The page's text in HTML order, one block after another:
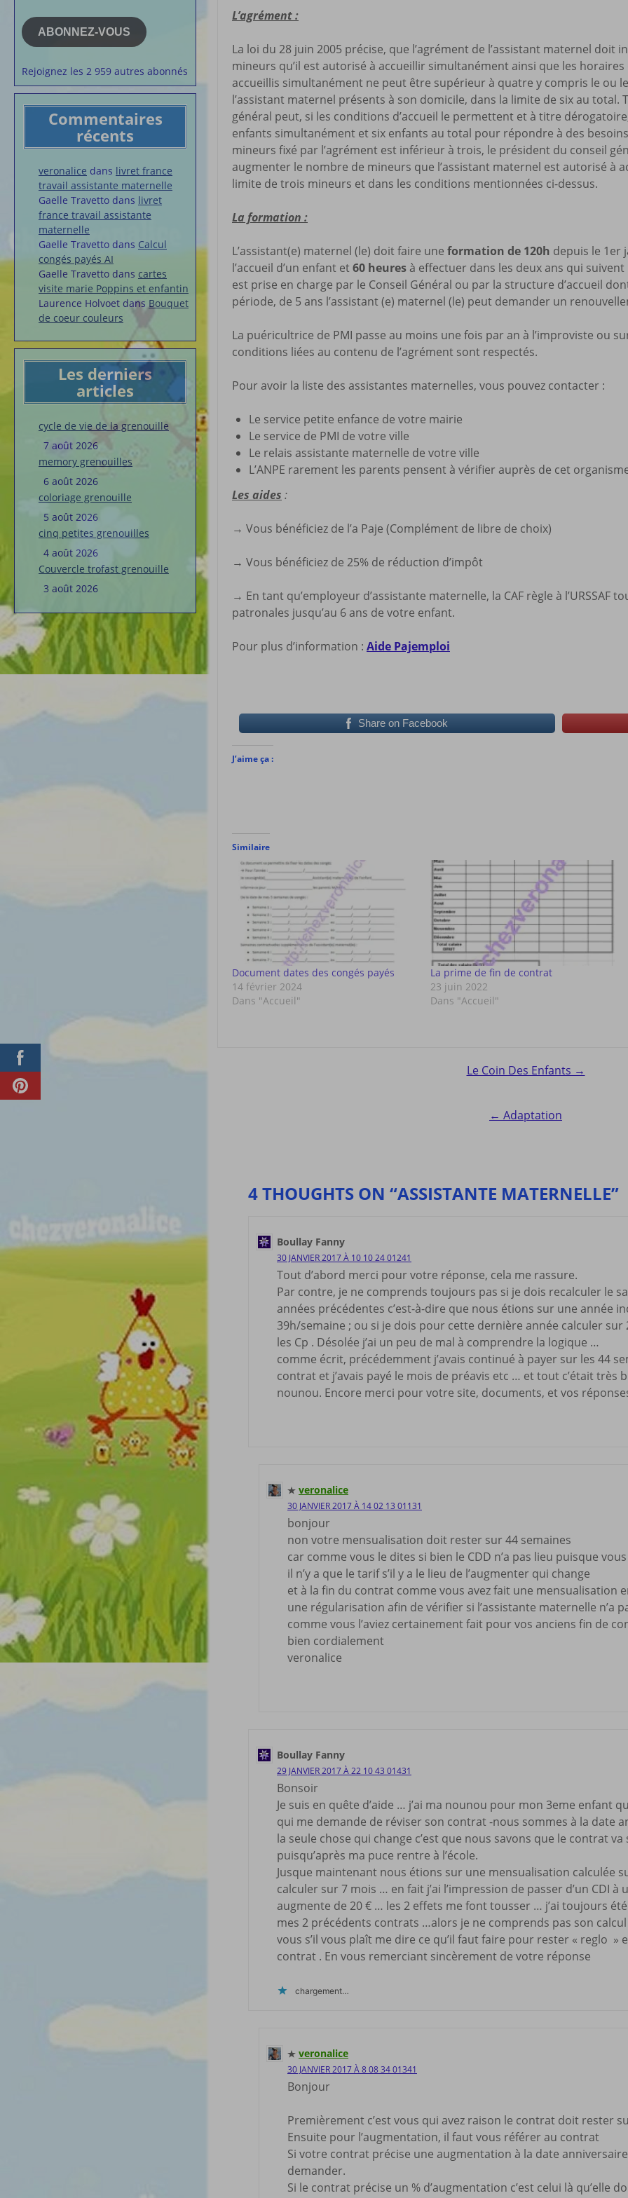
la semaine
Articles chez
veronalice
mail
ABONNEZ-VOUS
Rejoignez les 2 959 autres abonnés
Commentaires
récents
veronalice dans livret france
travail assistante maternelle
Gaelle Travetto dans livret
france travail assistante
maternelle
Gaelle Travetto dans Calcul
congés payés AI
Gaelle Travetto dans cartes
visite marie Poppins et enfantin
Laurence Holvoet dans Bouquet
de coeur couleurs
Les derniers
articles
cycle de vie de la grenouille
7 août 2026
memory grenouilles
6 août 2026
coloriage grenouille
5 août 2026
cinq petites grenouilles
4 août 2026
Couvercle trofast grenouille
3 août 2026
L’agrément :
La loi du 28 juin 2005 précise, que l’agrément de l’assistant maternel doit
mineurs qu’il est autorisé à accueillir simultanément ainsi que les horaires
accueillis simultanément ne peut être supérieur à quatre y compris le ou
l’assistant maternel présents à son domicile, dans la limite de six au total.
général peut, si les conditions d’accueil le permettent et à titre
enfants simultanément et six enfants au total pour répondre à des
mineurs fixé par l’agrément est inférieur à trois, le président du conseil
augmenter le nombre de mineurs que l’assistant maternel est autorisé à
limite de trois mineurs et dans les conditions mentionnées ci-dessus.
La formation :
L’assistant(e) maternel (le) doit faire une formation de 120h depuis le 1er
l’accueil d’un enfant et60 heuresà effectuer dans les deux ans qui
est prise en charge par le Conseil Général ou par la structure d’accueil
période, de 5 ans l’assistant (e) maternel (le) peut demander un
La puéricultrice de PMI passe au moins une fois par an à l’improviste ou
conditions liées au contenu de l’agrément sont respectés.
Pour avoir la liste des assistantes maternelles, vous pouvez contacter :
Le service petite enfance de votre mairie
Le service de PMI de votre ville
Le relais assistante maternelle de votre ville
L’ANPE rarement les parents pensent à vérifier auprès de cet
Les aides :
→ Vous bénéficiez de l’a Paje (Complément de libre de choix)
→ Vous bénéficiez de 25% de réduction d’impôt
→ En tant qu’employeur d’assistante maternelle, la CAF règle à l’URSSAF
patronales jusqu’au 6 ans de votre enfant.
Pour plus d’information : Aide Pajemploi
Share on Facebook
J’aime ça :
Similaire
Document dates des congés payés
14 février 2024
Dans "Accueil"
La prime de fin de contrat
23 juin 2022
Dans "Accueil"
Le Coin Des Enfants →
← Adaptation
4 THOUGHTS ON “ASSISTANTE MATERNELLE”
Boullay Fanny
30 JANVIER 2017 À 10 10 24 01241
Tout d’abord merci pour votre réponse, cela me rassure.
Par contre, je ne comprends toujours pas si je dois recalculer le
années précédentes c’est-à-dire que nous étions sur une année
39h/semaine ; ou si je dois pour cette dernière année calculer sur
les Cp . Désolée j’ai un peu de mal à comprendre la logique …
comme écrit, précédemment j’avais continué à payer sur les 44
contrat et j’avais payé le mois de préavis etc … et tout c’était très
nounou. Encore merci pour votre site, documents, et vos
veronalice
30 JANVIER 2017 À 14 02 13 01131
bonjour
non votre mensualisation doit rester sur 44 semaines
car comme vous le dites si bien le CDD n’a pas lieu puisque
il n’y a que le tarif s’il y a le lieu de l’augmenter qui change
et à la fin du contrat comme vous avez fait une mensualisation
une régularisation afin de vérifier si l’assistante maternelle n’a
comme vous l’aviez certainement fait pour vos anciens fin de
bien cordialement
veronalice
Boullay Fanny
29 JANVIER 2017 À 22 10 43 01431
Bonsoir
Je suis en quête d’aide … j’ai ma nounou pour mon 3eme enfant
qui me demande de réviser son contrat -nous sommes à la date
la seule chose qui change c’est que nous savons que le contrat
puisqu’après ma puce rentre à l’école.
Jusque maintenant nous étions sur une mensualisation calculée
calculer sur 7 mois … en fait j’ai l’impression de passer d’un CDI à
augmente de 20 € … les 2 effets me font tousser … j’ai toujours
mes 2 précédents contrats …alors je ne comprends pas son
vous s’il vous plaît me dire ce qu’il faut faire pour rester « reglo
contrat . En vous remerciant sincèrement de votre réponse
chargement…
veronalice
30 JANVIER 2017 À 8 08 34 01341
Bonjour
Premièrement c’est vous qui avez raison le contrat doit rester
Ensuite pour l’augmentation, il faut vous référer au contrat
Si votre contrat précise une augmentation à la date
demander.
Si le contrat précise un % d’augmentation c’est celui là qu’elle